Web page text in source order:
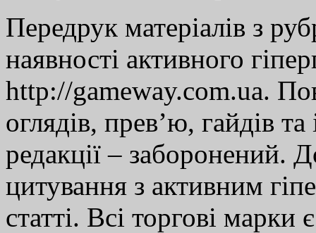
Передрук матеріалів з
наявності активного
http://gameway.com.ua.
оглядів, прев’ю, гайдів
редакції – заборонений.
цитування з активним
статті. Всі торгові марки